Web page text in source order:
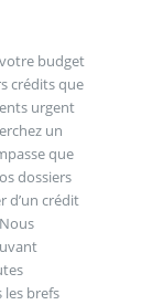
budget
crédits que
urgent
un
que
dossiers
d’un crédit
brefs